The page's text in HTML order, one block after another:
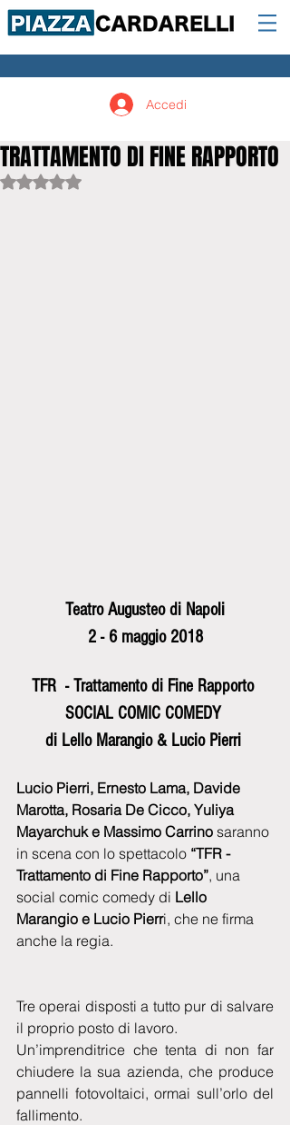
Accedi
TRATTAMENTO DI FINE RAPPORTO
Valutazione NaN stelle su 5.
Teatro Augusteo di Napoli
2 - 6 maggio 2018
TFR  - Trattamento di Fine Rapporto
SOCIAL COMIC COMEDY
di Lello Marangio & Lucio Pierri
Lucio Pierri, Ernesto Lama, Davide
Marotta, Rosaria De Cicco, Yuliya
Mayarchuk e Massimo Carrino saranno
in scena con lo spettacolo “TFR -
Trattamento di Fine Rapporto”, una
social comic comedy di Lello
Marangio e Lucio Pierri, che ne firma
anche la regia.
Tre operai disposti a tutto pur di salvare
il proprio posto di lavoro.
Un’imprenditrice che tenta di non far
chiudere la sua azienda, che produce
pannelli fotovoltaici, ormai sull’orlo del
fallimento.